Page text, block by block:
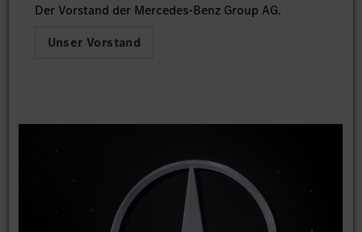
Der Vorstand der Mercedes-Benz Group AG.
Unser Vorstand